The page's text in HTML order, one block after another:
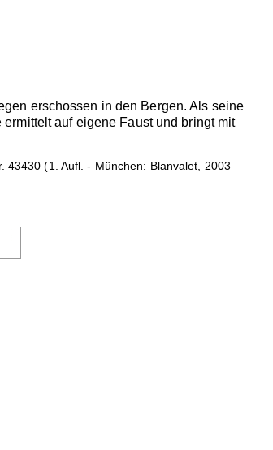
erschossen in den Bergen. Als seine
auf eigene Faust und bringt mit
43430 (1. Aufl. - München: Blanvalet, 2003